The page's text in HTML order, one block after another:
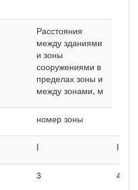
Расстояния
между зданиями
и зоны
сооружениями в
пределах зоны и
между зонами, м
номер зоны
I II
3 4